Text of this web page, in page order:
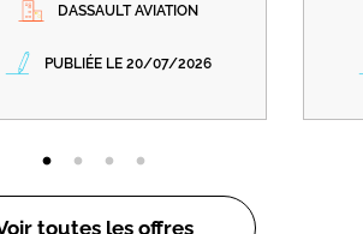
DASSAULT AVIATION
PUBLIÉE LE 20/07/2026
toutes les offres